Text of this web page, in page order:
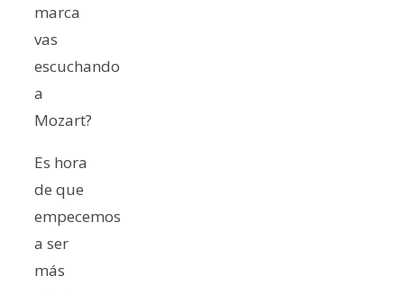
marca
vas
escuchando
a
Mozart?
Es hora
de que
empecemos
a ser
más